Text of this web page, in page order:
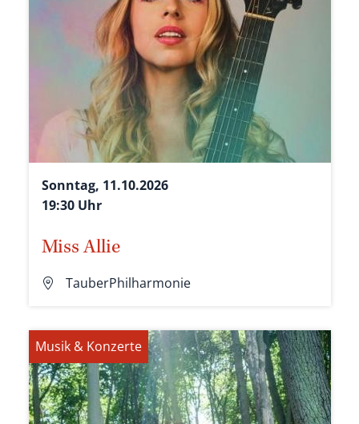
Sonntag, 11.10.2026
19:30 Uhr
Miss Allie
TauberPhilharmonie
Musik & Konzerte